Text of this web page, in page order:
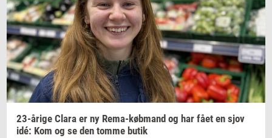
23-​årige Clara er ny Rema-​købmand og har fået en sjov
idé: Kom og se den tomme butik